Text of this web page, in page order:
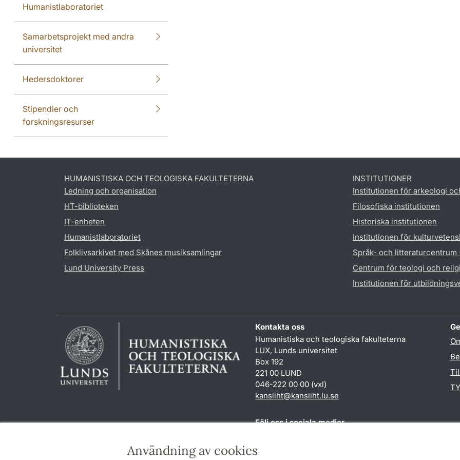
Användning av cookies
Humanistlaboratoriet
Samarbetsprojekt med andra
universitet
Hedersdoktorer
Stipendier och
forskningsresurser
HUMANISTISKA OCH TEOLOGISKA FAKULTETERNA
Ledning och organisation
HT-biblioteken
IT-enheten
Humanistlaboratoriet
Folklivsarkivet med Skånes musiksamlingar
Lund University Press
INSTITUTIONER
Institutionen för arkeologi
Filosofiska institutionen
Historiska institutionen
Institutionen för
Språk- och litteraturcentrum
Centrum för teologi och
Institutionen för
Kontakta oss
Humanistiska och teologiska fakulteterna
LUX, Lunds universitet
Box 192
221 00 LUND
046-222 00 00 (vxl)
kansliht@kansliht.lu.se
Följ oss i sociala medier